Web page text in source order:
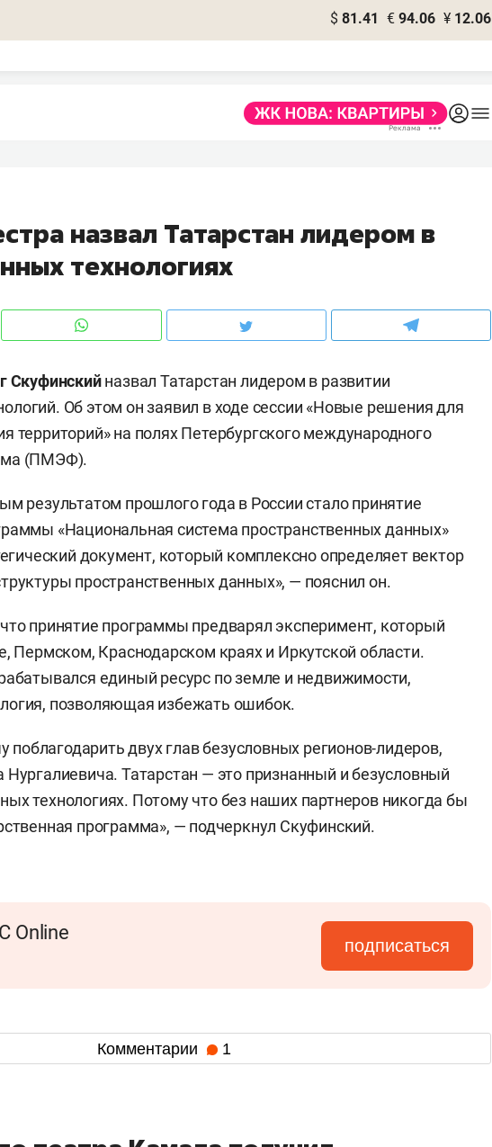
$ 81.41 € 94.06 ¥ 12.06
назвал Татарстан лидером в
технологиях
Скуфинскийназвал Татарстан лидером в развитии
Об этом он заявил в ходе сессии «Новые решения для
территорий» на полях Петербургского международного
(ПМЭФ).
результатом прошлого года в России стало принятие
«Национальная система пространственных данных»
документ, который комплексно определяет вектор
пространственных данных», — пояснил он.
принятие программы предварял эксперимент, который
Пермском, Краснодарском краях и Иркутской области.
единый ресурс по земле и недвижимости,
позволяющая избежать ошибок.
поблагодарить двух глав безусловных регионов-лидеров,
Нургалиевича. Татарстан — это признанный и безусловный
технологиях. Потому что без наших партнеров никогда бы
программа», — подчеркнул Скуфинский.
Online
подписаться
Комментарии 1